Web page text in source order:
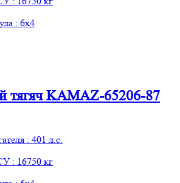
: 6х4
тягяч KAMAZ-65206-87
: 401 л.с.
: 16750 кг